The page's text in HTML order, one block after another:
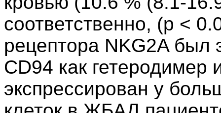
соответственно, (p <
рецептора NKG2A был
CD94 как
экспрессирован у